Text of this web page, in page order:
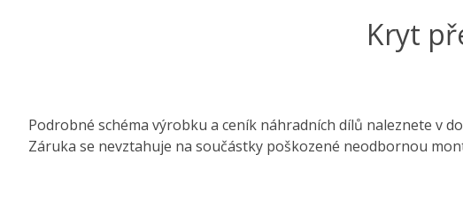
Kryt
Podrobné schéma výrobku a ceník náhradních dílů naleznete v
Záruka se nevztahuje na součástky poškozené neodbornou